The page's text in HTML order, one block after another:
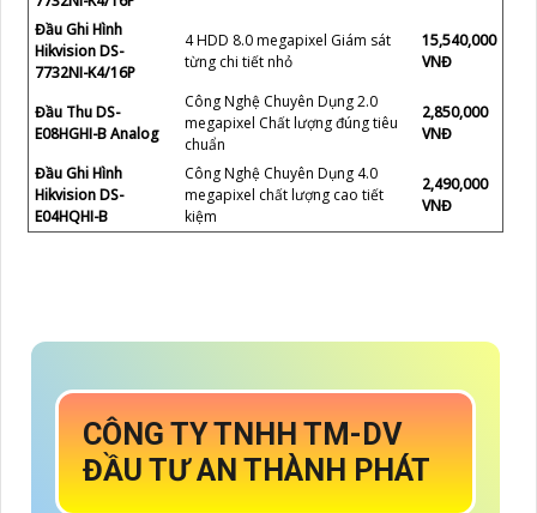
Đầu Ghi Hình
Hikvision DS-
7732NI-K4/16P
4 HDD 8.0 megapixel Giám sát
từng chi tiết nhỏ
15,540,000
VNĐ
Đầu Thu DS-
E08HGHI-B Analog
Công Nghệ Chuyên Dụng 2.0
megapixel Chất lượng đúng tiêu
chuẩn
2,850,000
VNĐ
Đầu Ghi Hình
Hikvision DS-
E04HQHI-B
Công Nghệ Chuyên Dụng 4.0
megapixel chất lượng cao tiết
kiệm
2,490,000
VNĐ
CÔNG TY TNHH TM-DV
ĐẦU TƯ AN THÀNH PHÁT